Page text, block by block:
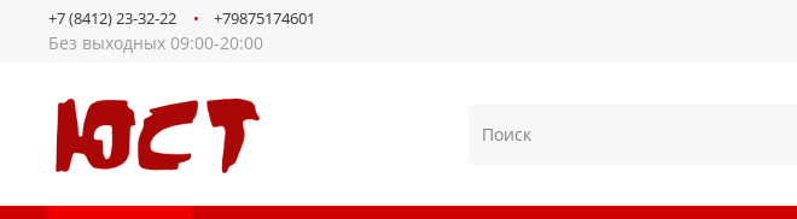
Без выходных 09:00-20:00
+7 (8412) 23-32-22 +79875174601